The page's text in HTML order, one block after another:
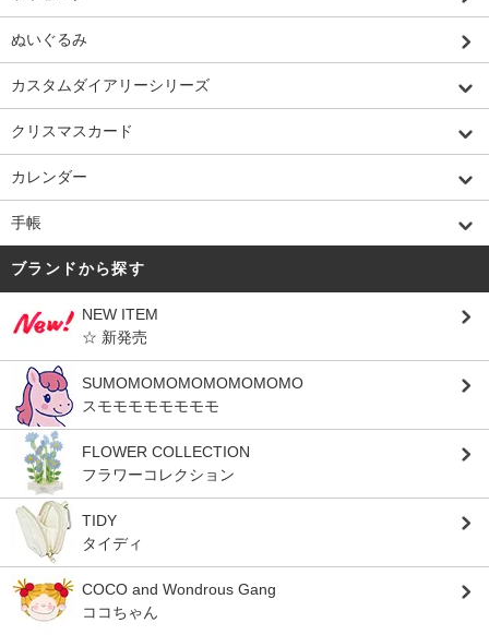
ぬいぐるみ
カスタムダイアリーシリーズ
クリスマスカード
カレンダー
手帳
ブランドから探す
NEW ITEM
☆ 新発売
SUMOMOMOMOMOMOMOMO
スモモモモモモモモ
FLOWER COLLECTION
フラワーコレクション
TIDY
タイディ
COCO and Wondrous Gang
ココちゃん